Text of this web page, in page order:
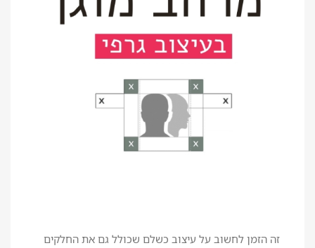
זה הזמן לחשוב על עיצוב כשלם שכולל גם את החלקים